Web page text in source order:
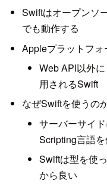
Swiftはオープンソ
でも動作する
Appleプラットフ
Web API以外
用されるSwift
なぜSwiftを使うの
サーバーサイ
Scripting言語
Swiftは型を使
から良い